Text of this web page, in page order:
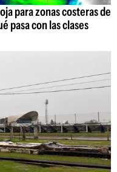
para zonas costeras de
pasa con las clases